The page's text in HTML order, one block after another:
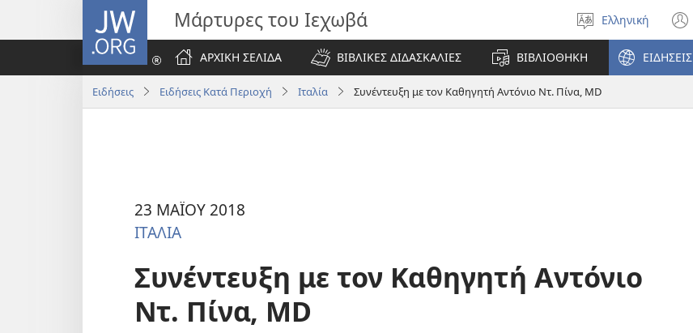
JW.ORG Μάρτυρες του Ιεχωβά
Επιλέξτε
γλώσσα
Ελληνική
ΑΡΧΙΚΗ ΣΕΛΙΔΑ
ΒΙΒΛΙΚΕΣ ΔΙΔΑΣΚΑΛΙΕΣ ΒΙΒΛΙΟΘΗΚΗ ΕΙΔΗΣΕΙΣ
Ειδήσεις Ειδήσεις Κατά Περιοχή Ιταλία Συνέντευξη με τον Καθηγητή Αντόνιο Ντ. Πίνα, MD
23 ΜΑΪΟΥ 2018
ΙΤΑΛΙΑ
Συνέντευξη με τον Καθηγητή Αντόνιο
Ντ. Πίνα, MD